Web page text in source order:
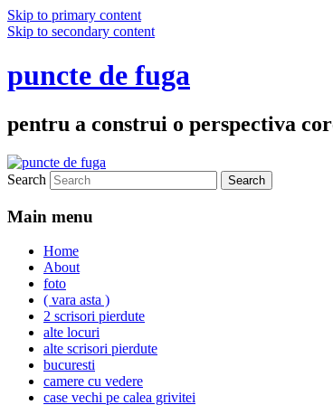
Skip to primary content
Skip to secondary content
puncte de fuga
pentru a construi o perspectiva
Search
Main menu
Home
About
foto
( vara asta )
2 scrisori pierdute
alte locuri
alte scrisori pierdute
bucuresti
camere cu vedere
case vechi pe calea grivitei